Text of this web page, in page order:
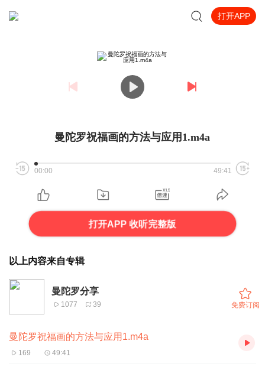
打开APP
曼陀罗祝福画的方法与应用1.m4a
00:00 49:41
打开APP 收听完整版
以上内容来自专辑
曼陀罗分享
1077 39 免费订阅
曼陀罗祝福画的方法与应用1.m4a
169 49:41